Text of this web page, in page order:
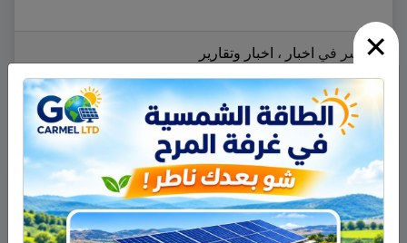
× نشر في اخبار ، اخبار وتقارير
تعليقات
انا من مسعدي:
06/01/2014 الساعة 02:25
بعد ها يلي نقصها الهضبي بقدي يلي صار